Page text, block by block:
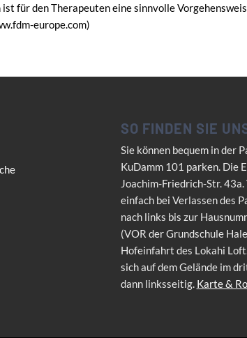
für den Therapeuten eine sinnvolle
europe.com)
SO FINDEN SIE
Sie können bequem in der
KuDamm 101 parken. Die
Joachim-Friedrich-Str.
einfach bei Verlassen des
nach links bis zur
(VOR der Grundschule
Hofeinfahrt des Lokahi
sich auf dem Gelände im
dann linksseitig. Karte &